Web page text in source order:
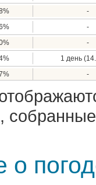
-
-
-
1 день
-
о